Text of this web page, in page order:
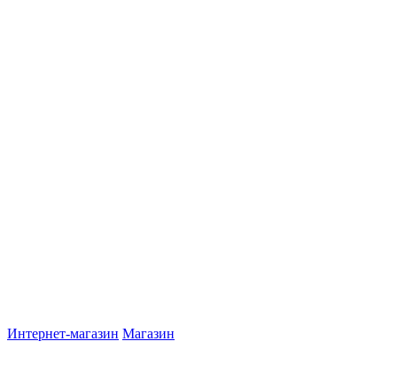
Интернет-магазин Магазин